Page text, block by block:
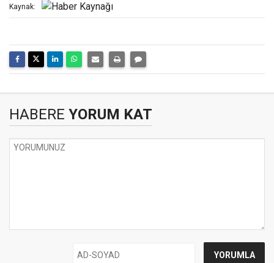
Kaynak:
HABERE YORUM KAT